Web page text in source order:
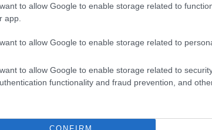
to allow Google to enable storage related to
app.
to allow Google to enable storage related to
to allow Google to enable storage related to
functionality and fraud prevention, and